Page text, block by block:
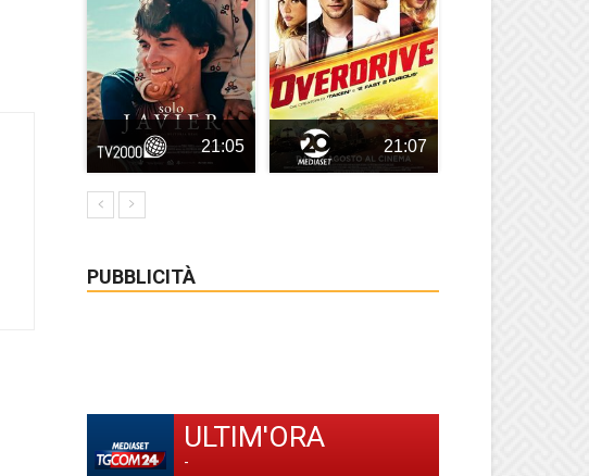
21:05 21:07
PUBBLICITÀ
ULTIM'ORA
-